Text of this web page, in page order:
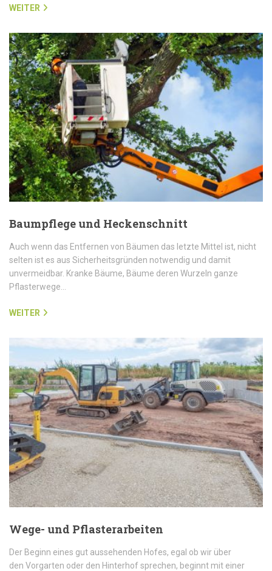
WEITER
Baumpflege und Heckenschnitt
Auch wenn das Entfernen von Bäumen das letzte Mittel ist, nicht
selten ist es aus Sicherheitsgründen notwendig und damit
unvermeidbar. Kranke Bäume, Bäume deren Wurzeln ganze
Pflasterwege…
WEITER
Wege- und Pflasterarbeiten
Der Beginn eines gut aussehenden Hofes, egal ob wir über
den Vorgarten oder den Hinterhof sprechen, beginnt mit einer